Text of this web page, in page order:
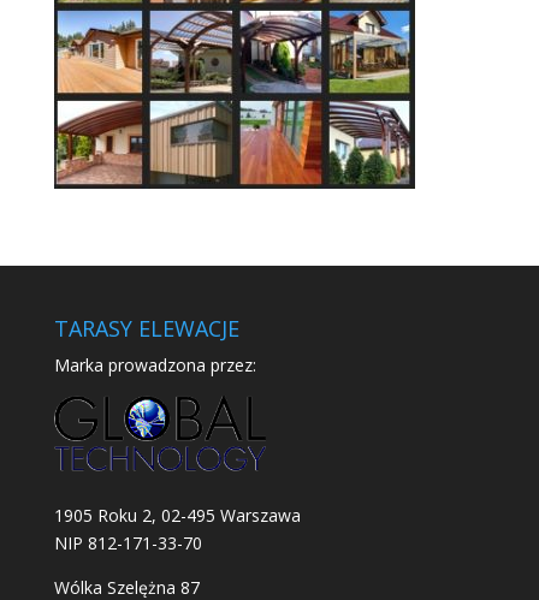
TARASY ELEWACJE
Marka prowadzona przez:
1905 Roku 2, 02-495 Warszawa
NIP 812-171-33-70
Wólka Szelężna 87